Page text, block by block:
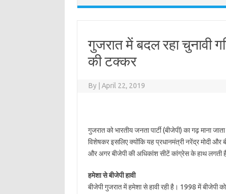
गुजरात में बदल रहा चुनावी
की टक्कर
By April 22, 2019
गुजरात को भारतीय जनता पार्टी (बीजेपी) का गढ़ माना
विशेषकर इसलिए क्‍योंकि यह प्रधानमंत्री नरेंद्र मोदी और
और अगर बीजेपी की अधिकांश सीटें कांग्रेस के हाथ लगती हैं
हमेशा से बीजेपी हावी
बीजेपी गुजरात में हमेशा से हावी रही है। 1998 में बीजेपी